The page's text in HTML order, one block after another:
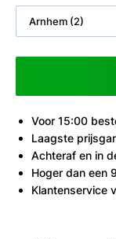
Arnhem (2)
Voor 15:00
Laagste
Achteraf en in
Hoger dan een
Klantenservice